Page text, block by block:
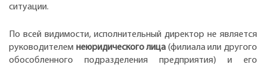
ситуации.
По всей видимости, исполнительный директор не является
руководителем неюридического лица (филиала или другого
обособленного подразделения предприятия) и его